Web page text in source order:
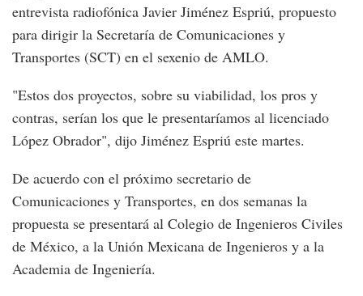
entrevista radiofónica Javier Jiménez Espriú, propuesto
para dirigir la Secretaría de Comunicaciones y
Transportes (SCT) en el sexenio de AMLO.
"Estos dos proyectos, sobre su viabilidad, los pros y
contras, serían los que le presentaríamos al licenciado
López Obrador", dijo Jiménez Espriú este martes.
De acuerdo con el próximo secretario de
Comunicaciones y Transportes, en dos semanas la
propuesta se presentará al Colegio de Ingenieros Civiles
de México, a la Unión Mexicana de Ingenieros y a la
Academia de Ingeniería.